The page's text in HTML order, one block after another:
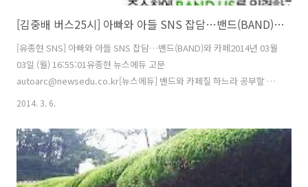
[김중배 버스25시] 아빠와 아들 SNS 잡담…밴드(BAND)와 카페
[유종현 SNS] 아빠와 아들 SNS 잡담…밴드(BAND)와 카페2014년 03월
03일 (월) 16:55:01유종현 뉴스에듀 고문
autoarc@newsedu.co.kr[뉴스에듀] 밴드와 카페질 하느라 공부할 시
아니, 죽어가는거 같아.아들: 지하철이 생겼다고 버스가 사라지나요? 밴
드가 카페를 대체하는 건 한계가 있어요.아빠: 한계?아들: 밴드에서 수천
명 회원 관리할 수 있을 것 같아요? 밴드에서 전체메일 보낼 수 있어요?
게시판 여러 개로 나눠서 관리할 수 있어요? 밴드는 첨부파일 올리면 유
2014. 3. 6.